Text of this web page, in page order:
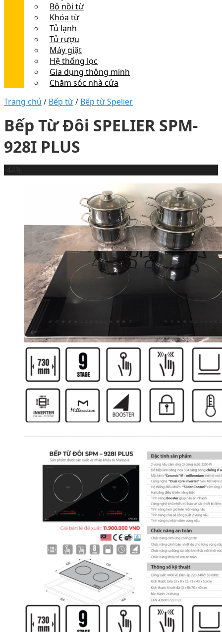
Bộ nồi từ
Khóa từ
Tủ lạnh
Tủ rượu
Máy giặt
Hệ thống lọc
Gia dụng thông minh
Chăm sóc nhà cửa
Trang chủ / Bếp từ/ Bếp từ Spelier
Bếp Từ Đôi SPELIER SPM-
928I PLUS